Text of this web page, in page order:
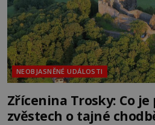
NEOBJASNĚNÉ UDÁLOSTI
Zřícenina Trosky: Co
zvěstech o tajné